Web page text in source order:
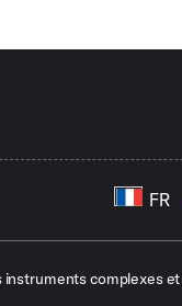
instruments complexes